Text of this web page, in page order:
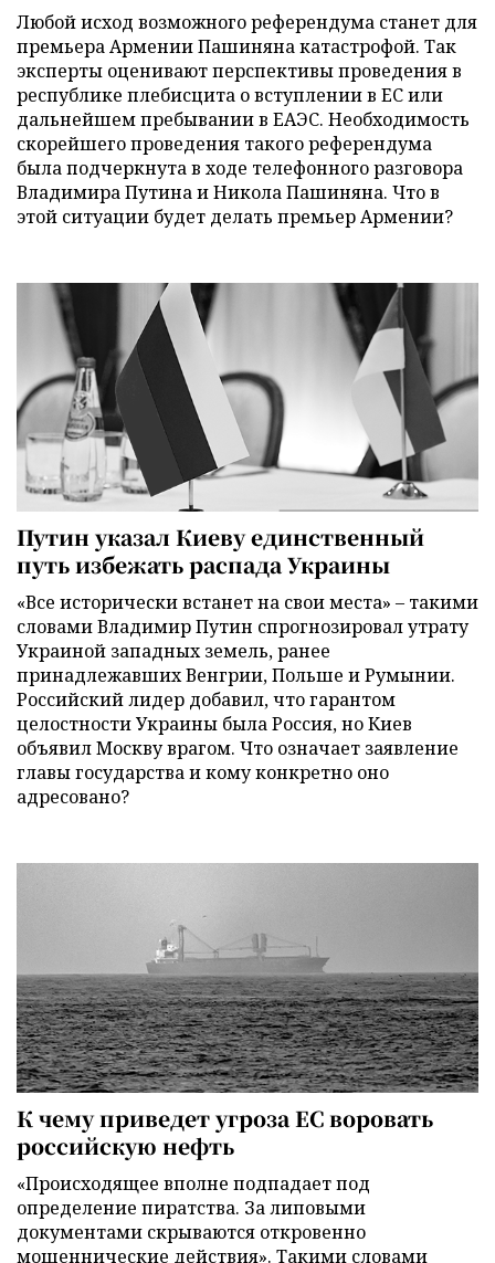
Любой исход возможного референдума станет для
премьера Армении Пашиняна катастрофой. Так
эксперты оценивают перспективы проведения в
республике плебисцита о вступлении в ЕС или
дальнейшем пребывании в ЕАЭС. Необходимость
скорейшего проведения такого референдума
была подчеркнута в ходе телефонного разговора
Владимира Путина и Никола Пашиняна. Что в
этой ситуации будет делать премьер Армении?
Путин указал Киеву единственный
путь избежать распада Украины
«Все исторически встанет на свои места» – такими
словами Владимир Путин спрогнозировал утрату
Украиной западных земель, ранее
принадлежавших Венгрии, Польше и Румынии.
Российский лидер добавил, что гарантом
целостности Украины была Россия, но Киев
объявил Москву врагом. Что означает заявление
главы государства и кому конкретно оно
адресовано?
К чему приведет угроза ЕС воровать
российскую нефть
«Происходящее вполне подпадает под
определение пиратства. За липовыми
документами скрываются откровенно
мошеннические действия». Такими словами